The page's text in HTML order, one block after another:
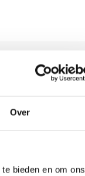
Over
bieden en om ons